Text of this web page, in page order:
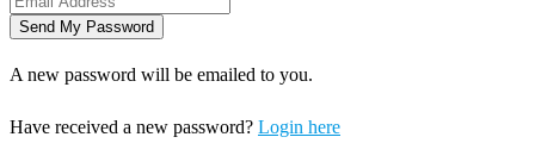
A new password will be emailed to you.
Have received a new password? Login here